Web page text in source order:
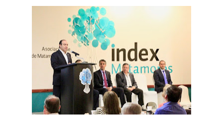
Inicia el ayuntamiento pavimentación de la calle Ingenieros en la
Alberto Carrera Torres
Prepara la UAT el arranque del ciclo escolar Otoño 2026
A Tamaulipas…le llueve sobre mojado
Sabado, 8 Agosto